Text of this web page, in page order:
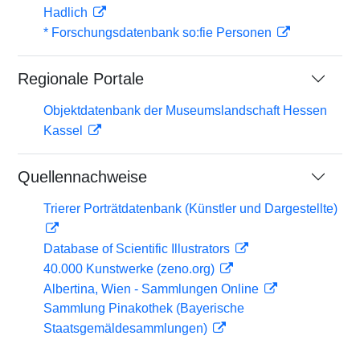
Hadlich
* Forschungsdatenbank so:fie Personen
Regionale Portale
Objektdatenbank der Museumslandschaft Hessen
Kassel
Quellennachweise
Trierer Porträtdatenbank (Künstler und Dargestellte)
Database of Scientific Illustrators
40.000 Kunstwerke (zeno.org)
Albertina, Wien - Sammlungen Online
Sammlung Pinakothek (Bayerische
Staatsgemäldesammlungen)